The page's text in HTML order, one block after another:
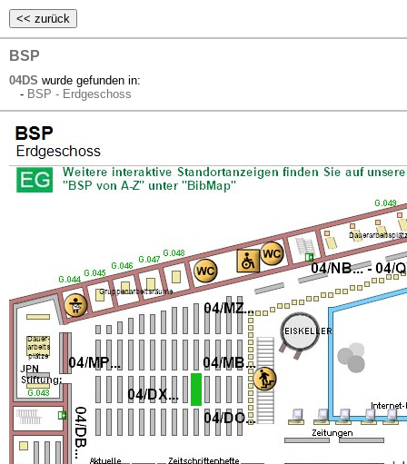
BSP
04DS wurde gefunden in:
- BSP - Erdgeschoss